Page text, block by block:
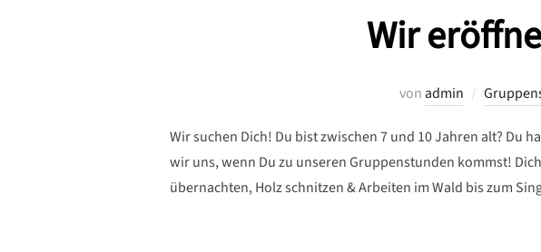
Wir
vonadmin
Wir suchen Dich! Du bist zwischen 7 und 10 Jahren alt? Du
wir uns, wenn Du zu unseren Gruppenstunden kommst!
übernachten, Holz schnitzen & Arbeiten im Wald bis zum